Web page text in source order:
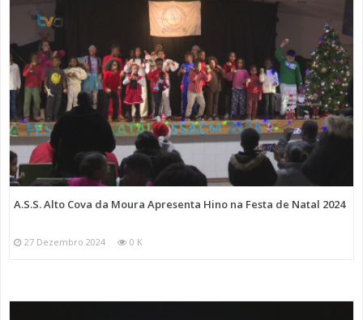
A.S.S. Alto Cova da Moura Apresenta Hino na Festa de Natal 2024
27 Dezembro 2024 0 K